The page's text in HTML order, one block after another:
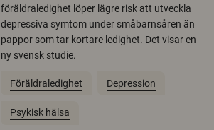
föräldraledighet löper lägre risk att utveckla
depressiva symtom under småbarnsåren än
pappor som tar kortare ledighet. Det visar en
ny svensk studie.
Föräldraledighet Depression
Psykisk hälsa